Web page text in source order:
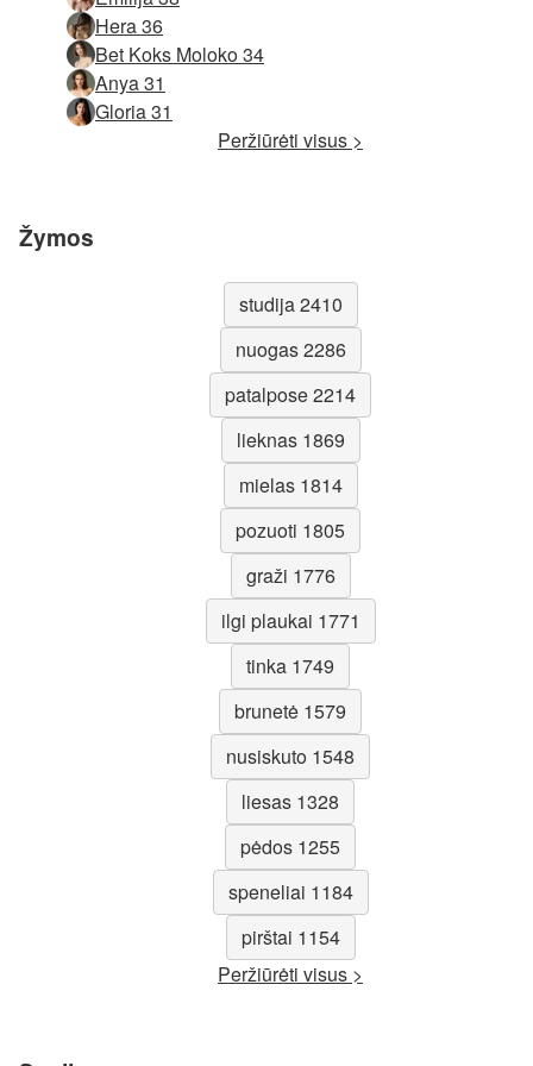
Hera 36
Bet Koks Moloko 34
Anya 31
Gloria 31
Peržiūrėti visus >
Žymos
studija 2410
nuogas 2286
patalpose 2214
lieknas 1869
mielas 1814
pozuoti 1805
graži 1776
ilgi plaukai 1771
tinka 1749
brunetė 1579
nusiskuto 1548
liesas 1328
pėdos 1255
speneliai 1184
pirštai 1154
Peržiūrėti visus >